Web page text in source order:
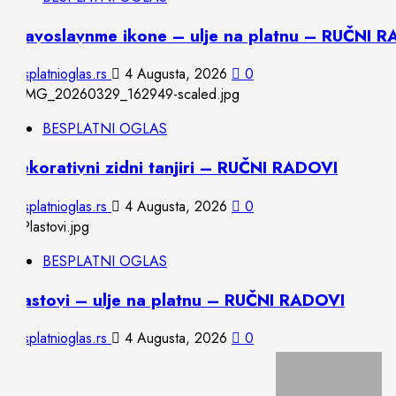
Pravoslavnme ikone – ulje na platnu – RUČNI
besplatnioglas.rs 4 Augusta, 2026 0
BESPLATNI OGLAS
Dekorativni zidni tanjiri – RUČNI RADOVI
besplatnioglas.rs 4 Augusta, 2026 0
BESPLATNI OGLAS
Plastovi – ulje na platnu – RUČNI RADOVI
besplatnioglas.rs 4 Augusta, 2026 0